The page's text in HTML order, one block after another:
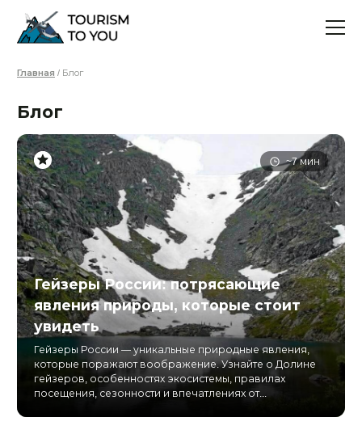
Главная / Блог
Блог
~7 мин
Гейзеры России: потрясающие
явления природы, которые стоит
увидеть
Гейзеры России — уникальные природные явления,
которые поражают воображение. Узнайте о Долине
гейзеров, особенностях экосистемы, правилах
посещения, сезонности и впечатлениях от...